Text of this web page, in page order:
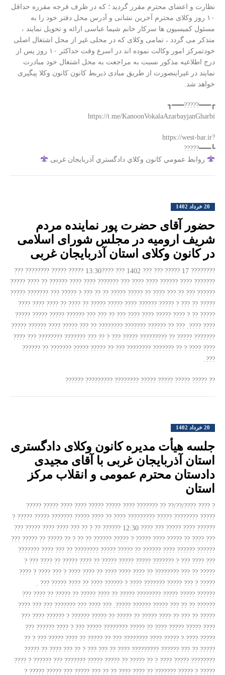
نظارت و اعضای محترم مقرر گردید ؛ که در ظرف فرجه مقرره حداقل
۱۰ روز وکلای محترم آخرین نشانی و آدرس محل دفتر خود را به
مسئول کمیسیون ها سرکار خانم شیما عباسی ارائه و تحویل نمایند ،
متذکر می گردد ، تمامی وکلای که در محلی غیر از محل اشتغال اصلی
خودتمرکز امور وکالت نموده اند در اسرع وقت حداکثر ۱۰ روز پس از
درج اطلاعیه مذکور نسبت به مراجعت به محل اشتغال خود مبادرت
نمایند در غیراینصورت از طریق مبادی ذیربط کانون کانون وکلا پیگیری
خواهد شد.
┏━━━?????━━━┓
‏?https://west-bar.ir
┗━━━?????
روابط عمومي كانون وكلاي دادگستري آذربايجان غربی
20 خرداد 1402
حضور آقای حضرت پور نماینده مردم
شریف ارومیه در مجلس شورای اسلامی
در کانون وکلای استان آذربایجان غربی
???????? 17 ????? ??? ??? 1402 ??? ????13:30 ????? ????? ???????? ???
??????? ???? ?????? ???? ???? ??? ??????? ???? ???? ?????? ?? ???? ?????
?????? ??? ?? ??? ???? ?? ????? ????? ?? ?? ??? ? ????? ??? ??????? ?????
????? ?? ??? ? ????? ?????? ???? ????? ????? ?? ???? ?? ???? ???? ????
????? ?? ? ???? ????? ???? ???? ??? ?? ??? ??? ?????? ????? ????? ?????
???? ????. ??? ?? ?????? ??????? ???????? ?? ??? ????? ???? ?????? ?????
??????? ????? ?? ????????? ????? ??? ? ?? ??? ??????? ???????? ??? ????
???? ???? ? ?? ??????? ???????? ??? ?? ????? ????? ??????? ?? ??????
???.
?? ????? ????? ????? ????? ???????? ????????? ??????
20 خرداد 1402
جلسه هیأت مدیره کانون وکلای دادگستری
استان آذربایجان غربی با آقای مجیدی
دادستان محترم عمومی و انقلاب مرکز
استان
? ???? ????/??/?? ?? ??????? ???? ????? ????? ???? ???? ????? ?????
????? ???????? ????? ????????? ???? ?? ???? ????? ??????? ????? ????? ?
?????? ???? ????? ??? ???? 12:30 ?????? ?? ? ?? ??? ???? ???? ????? ???
??? ???? ?? ????? ???? ????? ? ????? ?????? ?? ?? ? ?? ????? ?? ????? ???
?????? ?????? ???? ?????? ?? ????? ????? ???????? ?? ??? ???? ???????
??? ???? ??? ? ??????? ????? ????? ????? ?? ???? ????? ?? ???? ??? ?
????? ?? ??? ???????? ?? ???? ???? ???? ?? ???? ???? ? ??? ???? ? ????
????? ? ??? ????? ??????? ???? ? ?????? ???? ?? ???? ????? ??? .
?????? ????? ????? ???????? ????? ?? ???? ????? ?? ????? ?? ???? ???
?????? ?? ?? ??? ????? ?????? ?????. ??? ???? ??? ??????? ??? ??? ????
????? ?? ??? ?? ???? ????? ?? ????? ?? ????? ?????? ? ?????? ???? ???
???? ????? ????? ???? ?? ????? ???????? ????? ??? ? ???? ?????? ???
????? ???? ? ????? ???? ???????? ??? ?? ????? ?? ???? ????? ??? ? ??
????? ?? ??? ?????? ????????? ???? ?? ??? ??? ? ?? ??? ???? ?? ?????
???????? ????? ???? ? ?? ????? ?? ????? ????? ??????? ??? ?????? ? ????
????? ? ????? ??????? ?? ???? ???? ?? ?? ??? ????? ??? ????? ????? ?